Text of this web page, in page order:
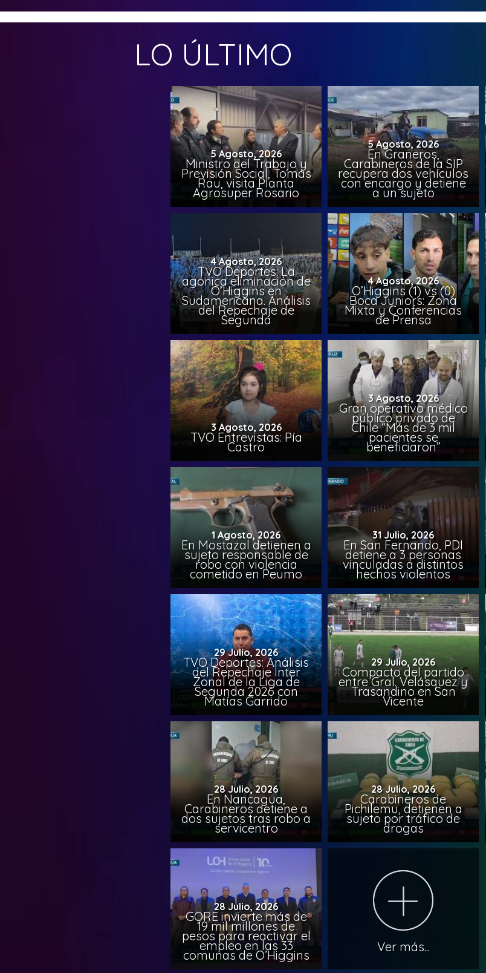
LO ÚLTIMO
5 Agosto, 2026
Ministro del Trabajo y
Previsión Social, Tomás
Rau, visita Planta
Agrosuper Rosario
5 Agosto, 2026
En Graneros,
Carabineros de la SIP
recupera dos vehículos
con encargo y detiene
a un sujeto
4 Agosto, 2026
TVO Deportes: La
agónica eliminación de
O’Higgins en
Sudamericana. Análisis
del Repechaje de
Segunda
4 Agosto, 2026
O’Higgins (1) vs (0)
Boca Juniors: Zona
Mixta y Conferencias
de Prensa
3 Agosto, 2026
TVO Entrevistas: Pía
Castro
3 Agosto, 2026
Gran operativo médico
público privado de
Chile “Más de 3 mil
pacientes se
beneficiaron”
1 Agosto, 2026
En Mostazal detienen a
sujeto responsable de
robo con violencia
cometido en Peumo
31 Julio, 2026
En San Fernando, PDI
detiene a 3 personas
vinculadas a distintos
hechos violentos
29 Julio, 2026
TVO Deportes: Análisis
del Repechaje Inter
Zonal de la Liga de
Segunda 2026 con
Matías Garrido
29 Julio, 2026
Compacto del partido
entre Gral. Velásquez y
Trasandino en San
Vicente
28 Julio, 2026
En Nancagua,
Carabineros detiene a
dos sujetos tras robo a
servicentro
28 Julio, 2026
Carabineros de
Pichilemu, detienen a
sujeto por tráfico de
drogas
28 Julio, 2026
GORE invierte más de
19 mil millones de
pesos para reactivar el
empleo en las 33
comunas de O’Higgins
Ver más...